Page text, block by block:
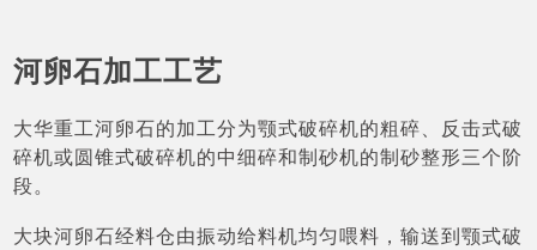
河卵石加工工艺
大华重工河卵石的加工分为颚式破碎机的粗碎、反击式破
碎机或圆锥式破碎机的中细碎和制砂机的制砂整形三个阶
段。
大块河卵石经料仓由振动给料机均匀喂料，输送到颚式破